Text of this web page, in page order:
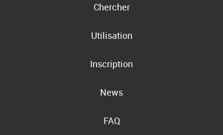
Chercher
Utilisation
Inscription
News
FAQ